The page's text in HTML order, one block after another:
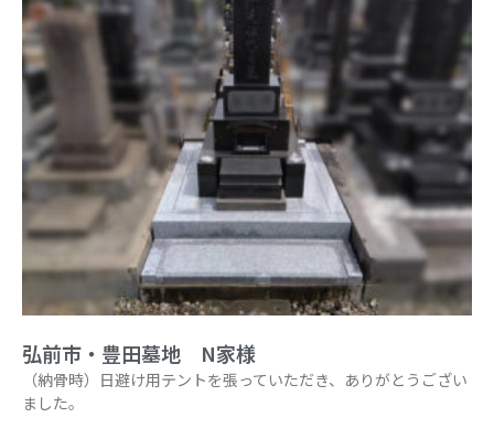
弘前市・豊田墓地 N家様
（納骨時）日避け用テントを張っていただき、ありがとうござい
ました。